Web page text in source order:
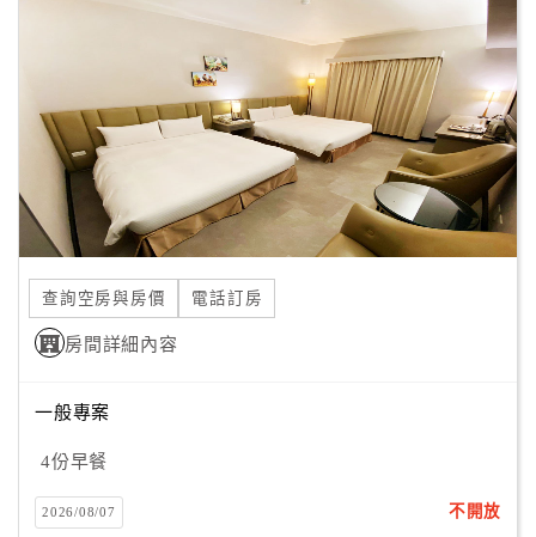
查詢空房與房價 電話訂房
房間詳細內容
一般專案
4份早餐
2026/08/07 不開放